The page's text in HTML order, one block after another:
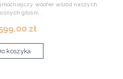
woofer wśród naszych
głośni...
zł
koszyka